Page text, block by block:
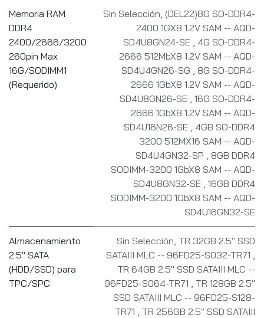
Memoria RAM
DDR4
2400/2666/3200
260pin Max
16G/SODIMM1
(Requerido)
Sin Selección (DEL22)8G SO-DDR4-
2400 1GX8 1.2V SAM -- AQD-
SD4U8GN24-SE
4G SO-DDR4-
2666 512MbX8 1.2V SAM -- AQD-
SD4U4GN26-SG
8G SO-DDR4-
2666 1GbX8 1.2V SAM -- AQD-
SD4U8GN26-SE 16G SO-DDR4-
2666 1GbX8 1.2V SAM -- AQD-
SD4U16N26-SE
4GB SO-DDR4
3200 512MX16 SAM -- AQD-
SD4U4GN32-SP
8GB DDR4
SODIMM-3200 1GbX8 SAM -- AQD-
SD4U8GN32-SE 16GB DDR4
SODIMM-3200 1GbX8 SAM -- AQD-
SD4U16GN32-SE
Almacenamiento
2.5" SATA
(HDD/SSD) para
TPC/SPC
Sin Selección TR 32GB 2.5" SSD
SATAIII MLC -- 96FD25-S032-TR71
TR 64GB 2.5" SSD SATAIII MLC --
96FD25-S064-TR71
TR 128GB 2.5"
SSD SATAIII MLC -- 96FD25-S128-
TR71
TR 256GB 2.5" SSD SATAIII